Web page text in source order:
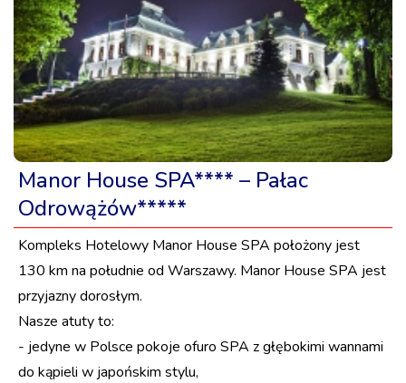
Manor House SPA**** – Pałac
Odrowążów*****
Kompleks Hotelowy Manor House SPA położony jest
130 km na południe od Warszawy. Manor House SPA jest
przyjazny dorosłym.
Nasze atuty to:
- jedyne w Polsce pokoje ofuro SPA z głębokimi wannami
do kąpieli w japońskim stylu,